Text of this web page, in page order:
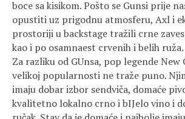
boce sa kisikom. Pošto se Gunsi prije
opustiti uz prigodnu atmosferu, Axl i
prostoriji u backstage tražili crne
kao i po osamnaest crvenih i belih ruža.
Za razliku od GUnsa, pop legende
velikoj popularnosti ne traže puno.
imaju dobar izbor sendviča, domaće
kvalitetno lokalno crno i bIJelo vino i